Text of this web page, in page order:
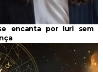
encanta por Iuri sem